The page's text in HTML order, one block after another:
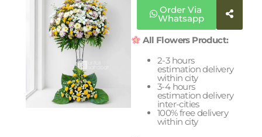
Order Via
Whatsapp
All Flowers Product:
2-3 hours
estimation delivery
within city
3-4 hours
estimation delivery
inter-cities
100% free delivery
within city